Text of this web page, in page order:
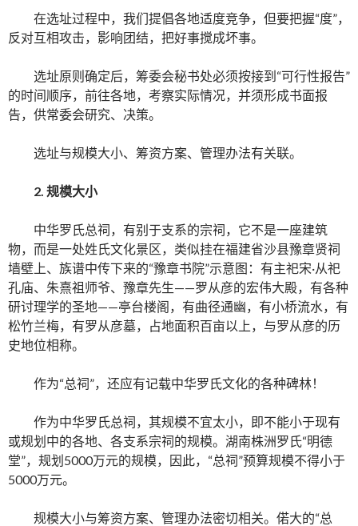
在选址过程中，我们提倡各地适度竞争，但要把握“度”，
反对互相攻击，影响团结，把好事搅成坏事。
选址原则确定后，筹委会秘书处必须按接到“可行性报告”
的时间顺序，前往各地，考察实际情况，并须形成书面报
告，供常委会研究、决策。
选址与规模大小、筹资方案、管理办法有关联。
2. 规模大小
中华罗氏总祠，有别于支系的宗祠，它不是一座建筑
物，而是一处姓氏文化景区，类似挂在福建省沙县豫章贤祠
墙壁上、族谱中传下来的“豫章书院”示意图：有主祀宋·从祀
孔庙、朱熹祖师爷、豫章先生——罗从彦的宏伟大殿，有各种
研讨理学的圣地——亭台楼阁，有曲径通幽，有小桥流水，有
松竹兰梅，有罗从彦墓，占地面积百亩以上，与罗从彦的历
史地位相称。
作为“总祠”，还应有记载中华罗氏文化的各种碑林！
作为中华罗氏总祠，其规模不宜太小，即不能小于现有
或规划中的各地、各支系宗祠的规模。湖南株洲罗氏“明德
堂”，规划5000万元的规模，因此，“总祠”预算规模不得小于
5000万元。
规模大小与筹资方案、管理办法密切相关。偌大的“总